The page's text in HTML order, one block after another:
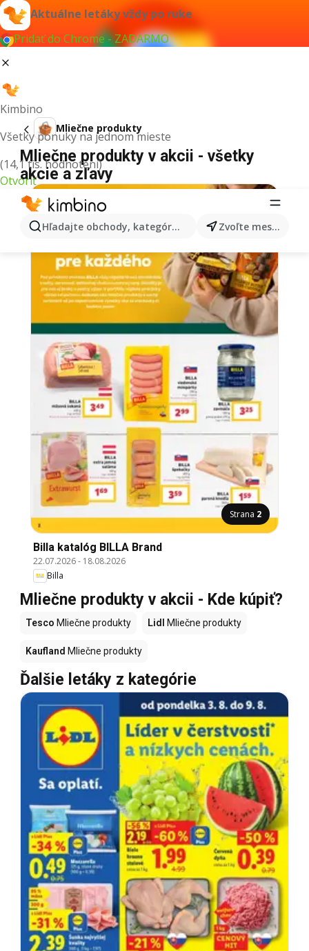
Aktuálne letáky vždy po ruke
Pridať do Chrome - ZADARMO
Kimbino
Všetky ponuky na jednom mieste
(14,1 tis. hodnotení)
Otvoriť
Hľadajte obchody, kategórie, produkty... Zvoľte mesto
Mliečne produkty
Mliečne produkty v akcii - všetky
akcie a zľavy
Strana 2
Billa katalóg BILLA Brand
22.07.2026- 18.08.2026
Billa
Mliečne produkty v akcii - Kde kúpiť?
Tesco Mliečne produkty Lidl Mliečne produkty
Kaufland Mliečne produkty
Ďalšie letáky z kategórie